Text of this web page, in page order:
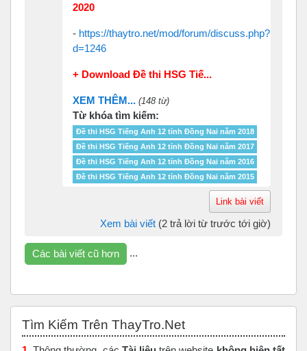
2020
- https://thaytro.net/mod/forum/discuss.php?
d=1246
+ Download Đề thi HSG Tiế...
XEM THÊM... (148 từ)
Từ khóa tìm kiếm:
Đề thi HSG Tiếng Anh 12 tỉnh Đồng Nai năm 2018
Đề thi HSG Tiếng Anh 12 tỉnh Đồng Nai năm 2017
Đề thi HSG Tiếng Anh 12 tỉnh Đồng Nai năm 2016
Đề thi HSG Tiếng Anh 12 tỉnh Đồng Nai năm 2015
Link bài viết
Xem bài viết (2 trả lời từ trước tới giờ)
Các bài viết cũ hơn ...
Tìm Kiếm Trên ThayTro.Net